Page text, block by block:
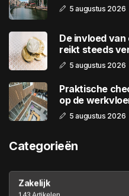
5 augustus 2026
De invloed
reikt steeds
5 augustus 2026
Praktische
op de
5 augustus 2026
Categorieën
Zakelijk